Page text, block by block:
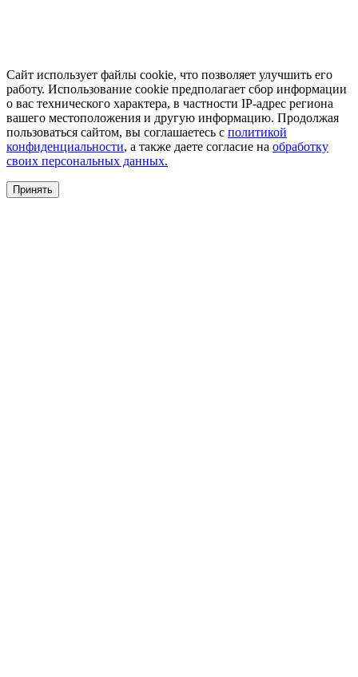
Сайт использует файлы cookie, что позволяет улучшить его
работу. Использование cookie предполагает сбор информации
о вас технического характера, в частности IP-адрес региона
вашего местоположения и другую информацию. Продолжая
пользоваться сайтом, вы соглашаетесь с политикой
конфиденциальности, а также даете согласие на обработку
своих персональных данных.
Принять